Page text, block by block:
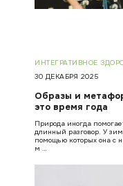
ИНТЕГРАТИВНОЕ
30 ДЕКАБРЯ 2025
Образы и
это время года
Природа иногда
длинный разговор. У
помощью которых она с
м …